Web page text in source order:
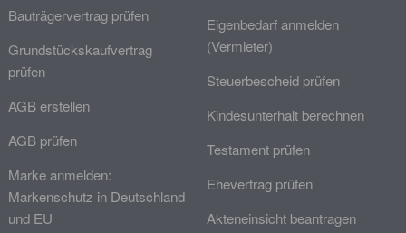
Bauträgervertrag prüfen
Grundstückskaufvertrag
prüfen
AGB erstellen
AGB prüfen
Marke anmelden:
Markenschutz in Deutschland
und EU
Eigenbedarf anmelden
(Vermieter)
Steuerbescheid prüfen
Kindesunterhalt berechnen
Testament prüfen
Ehevertrag prüfen
Akteneinsicht beantragen